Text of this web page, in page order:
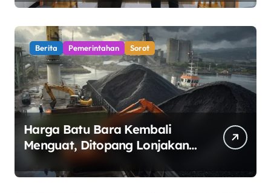
Berita Pemerintahan Sorot
Harga Batu Bara Kembali
Menguat, Ditopang Lonjakan
Harga Minyak dan Pasokan
Ketat di China